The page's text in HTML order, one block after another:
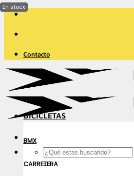
Saltar
contenido
Contacto
Buscar
por:
BICICLETAS
BMX
CARRETERA